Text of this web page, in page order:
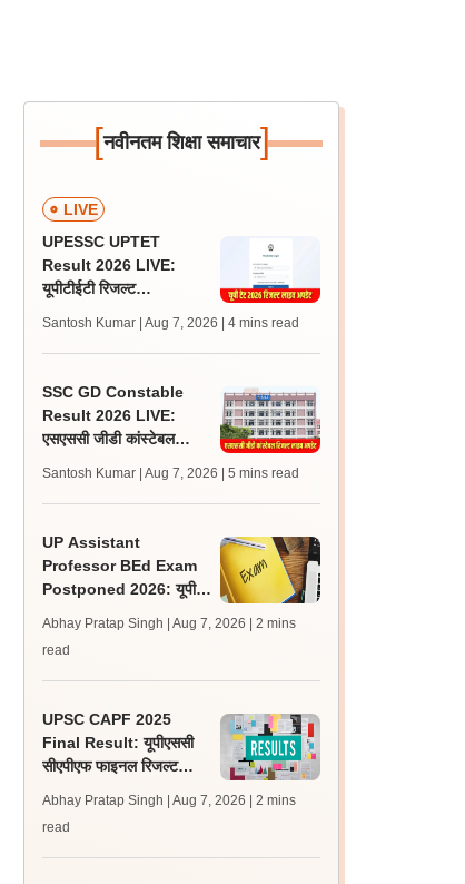
[नवीनतम शिक्षा समाचार]
LIVE
UPESSC UPTET
Result 2026 LIVE:
यूपीटीईटी रिजल्ट
जल्द, जानें लेटेस्ट अपडेट,
पासिंग मार्क्स
Santosh Kumar | Aug 7, 2026 | 4 mins read
SSC GD Constable
Result 2026 LIVE:
एसएससी जीडी कांस्टेबल
लेटेस्ट अपडेट, स्कोरकार्ड लिंक
Santosh Kumar | Aug 7, 2026 | 5 mins read
UP Assistant
Professor BEd Exam
Postponed 2026: यूपी
स्थगित, नई तिथि बाद में
Abhay Pratap Singh | Aug 7, 2026
| 2 mins
read
UPSC CAPF 2025
Final Result: यूपीएससी
सीएपीएफ फाइनल रिजल्ट
350 अभ्यर्थी चयनित
Abhay Pratap Singh | Aug 7, 2026
| 2 mins
read